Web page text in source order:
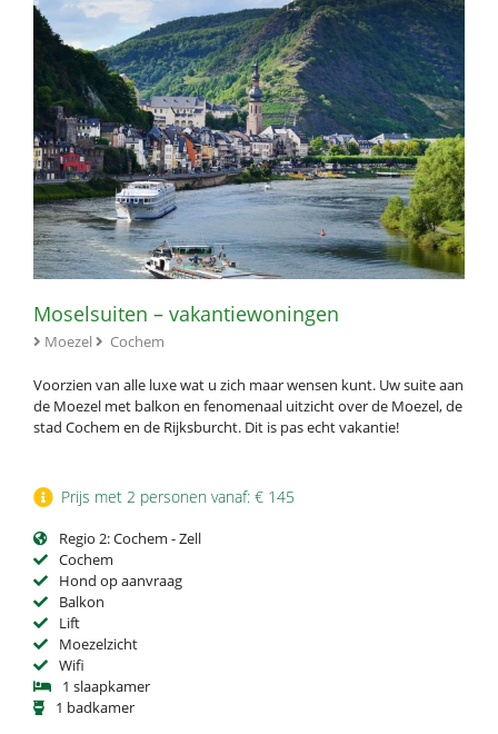
Moselsuiten – vakantiewoningen
Moezel Cochem
Voorzien van alle luxe wat u zich maar wensen kunt. Uw suite aan
de Moezel met balkon en fenomenaal uitzicht over de Moezel, de
stad Cochem en de Rijksburcht. Dit is pas echt vakantie!
Prijs met 2 personen vanaf: € 145
Regio 2: Cochem - Zell
Cochem
Hond op aanvraag
Balkon
Lift
Moezelzicht
Wifi
1 slaapkamer
1 badkamer